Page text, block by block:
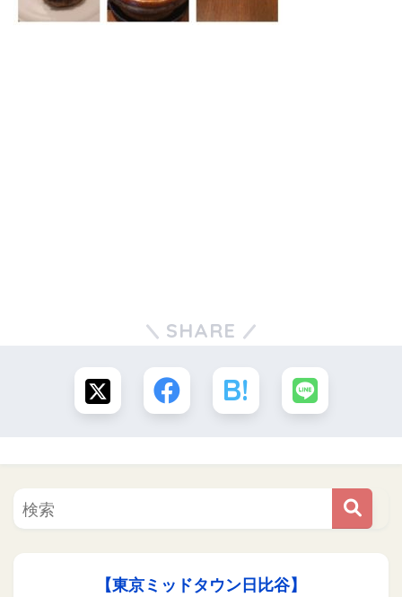
SHARE
【東京ミッドタウン日比谷】